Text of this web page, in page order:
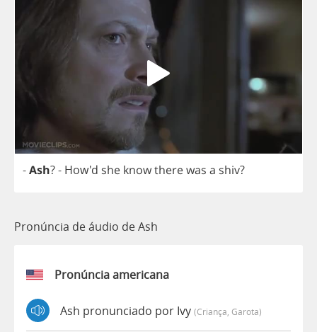
-Ash?- How'd she knowtherewas a shiv?
Pronúncia de áudio de Ash
Pronúncia americana
Ash pronunciado por Ivy (criança, Garota)